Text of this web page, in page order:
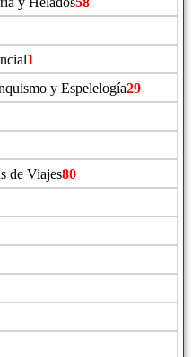
1
y Espelelogía29
de Viajes80